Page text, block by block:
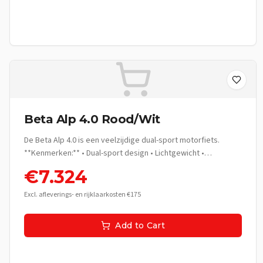
Beta Alp 4.0 Rood/Wit
De Beta Alp 4.0 is een veelzijdige dual-sport motorfiets.
**Kenmerken:** • Dual-sport design • Lichtgewicht •
Specificaties:** • Motor: 1-cilinder 4-takt • Cilinderinhoud:
349cc • Vermogen: 22 kW (30 pk) • Koppel: 30 Nm •
Tankinhoud: 12 L Ideaal voor: On- en off-road avonturen.
€7.324
Excl. afleverings- en rijklaarkosten €175
Add to Cart